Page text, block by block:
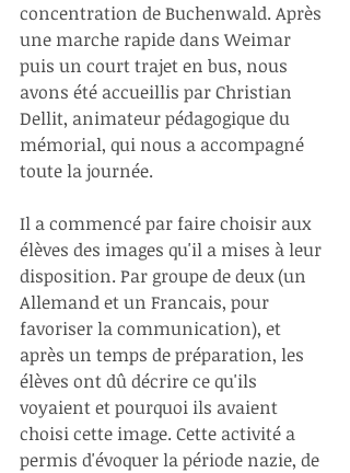
concentration de Buchenwald. Après
une marche rapide dans Weimar
puis un court trajet en bus, nous
avons été accueillis par Christian
Dellit, animateur pédagogique du
mémorial, qui nous a accompagné
toute la journée.
Il a commencé par faire choisir aux
élèves des images qu'il a mises à leur
disposition. Par groupe de deux (un
Allemand et un Francais, pour
favoriser la communication), et
après un temps de préparation, les
élèves ont dû décrire ce qu'ils
voyaient et pourquoi ils avaient
choisi cette image. Cette activité a
permis d'évoquer la période nazie, de